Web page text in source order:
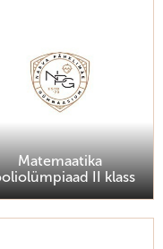
Matemaatika
II klass